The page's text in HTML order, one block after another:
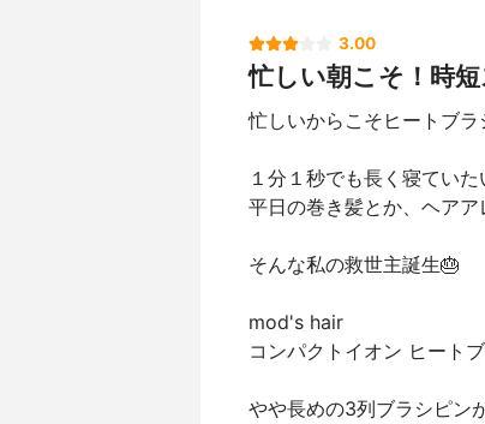
3.00
忙しい朝こそ！時
忙しいからこそヒートブラ
１分１秒でも長く寝ていた
平日の巻き髪とか、ヘアア
そんな私の救世主誕生🎂⁡
mod's hair⁡
コンパクトイオン ヒート
やや長めの3列ブラシピン